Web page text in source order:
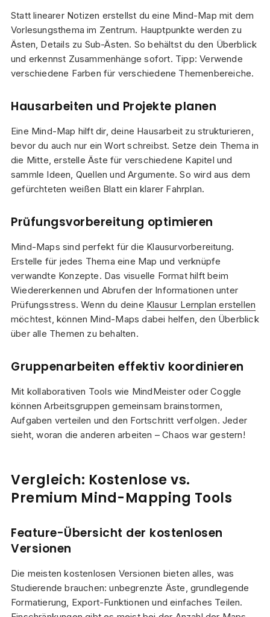
Statt linearer Notizen erstellst du eine Mind-Map mit dem
Vorlesungsthema im Zentrum. Hauptpunkte werden zu
Ästen, Details zu Sub-Ästen. So behältst du den Überblick
und erkennst Zusammenhänge sofort. Tipp: Verwende
verschiedene Farben für verschiedene Themenbereiche.
Hausarbeiten und Projekte planen
Eine Mind-Map hilft dir, deine Hausarbeit zu strukturieren,
bevor du auch nur ein Wort schreibst. Setze dein Thema in
die Mitte, erstelle Äste für verschiedene Kapitel und
sammle Ideen, Quellen und Argumente. So wird aus dem
gefürchteten weißen Blatt ein klarer Fahrplan.
Prüfungsvorbereitung optimieren
Mind-Maps sind perfekt für die Klausurvorbereitung.
Erstelle für jedes Thema eine Map und verknüpfe
verwandte Konzepte. Das visuelle Format hilft beim
Wiedererkennen und Abrufen der Informationen unter
Prüfungsstress. Wenn du deine Klausur Lernplan erstellen
möchtest, können Mind-Maps dabei helfen, den Überblick
über alle Themen zu behalten.
Gruppenarbeiten effektiv koordinieren
Mit kollaborativen Tools wie MindMeister oder Coggle
können Arbeitsgruppen gemeinsam brainstormen,
Aufgaben verteilen und den Fortschritt verfolgen. Jeder
sieht, woran die anderen arbeiten – Chaos war gestern!
Vergleich: Kostenlose vs.
Premium Mind-Mapping Tools
Feature-Übersicht der kostenlosen
Versionen
Die meisten kostenlosen Versionen bieten alles, was
Studierende brauchen: unbegrenzte Äste, grundlegende
Formatierung, Export-Funktionen und einfaches Teilen.